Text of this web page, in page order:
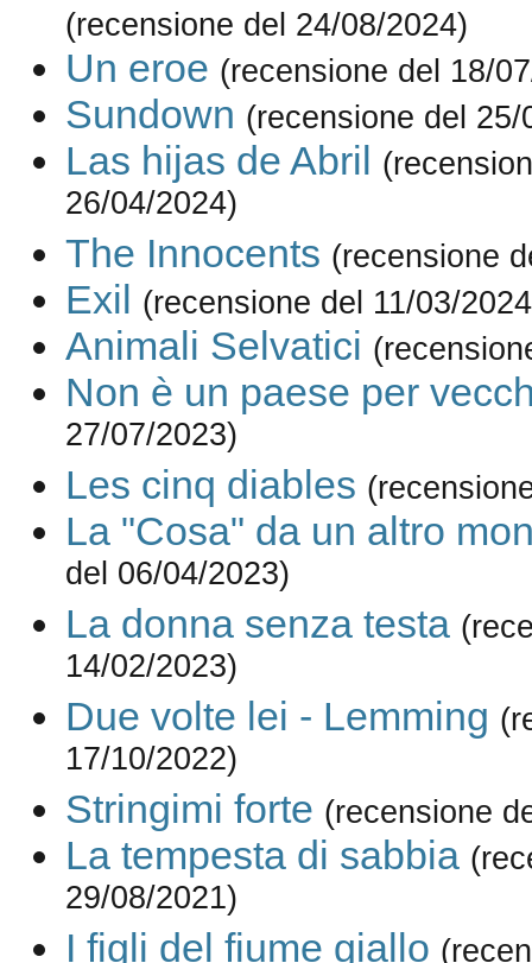
(recensione del 24/08/2024)
Un eroe (recensione del 18/
Sundown (recensione del 25/
Las hijas de Abril
26/04/2024)
The Innocents (recensione
Exil (recensione del 11/03/
Animali Selvatici
Non è un paese per
27/07/2023)
Les cinq diables
La "Cosa" da un altro
del 06/04/2023)
La donna senza testa
14/02/2023)
Due volte lei - Lemming
17/10/2022)
Stringimi forte (recensione
La tempesta di sabbia
29/08/2021)
I figli del fiume giallo